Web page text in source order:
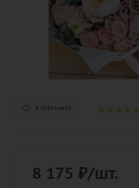
В ИЗБРАННОЕ
8 175 ₽/шт.